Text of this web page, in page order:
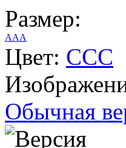
Размер:
AAA
Цвет: CCC
Обычная